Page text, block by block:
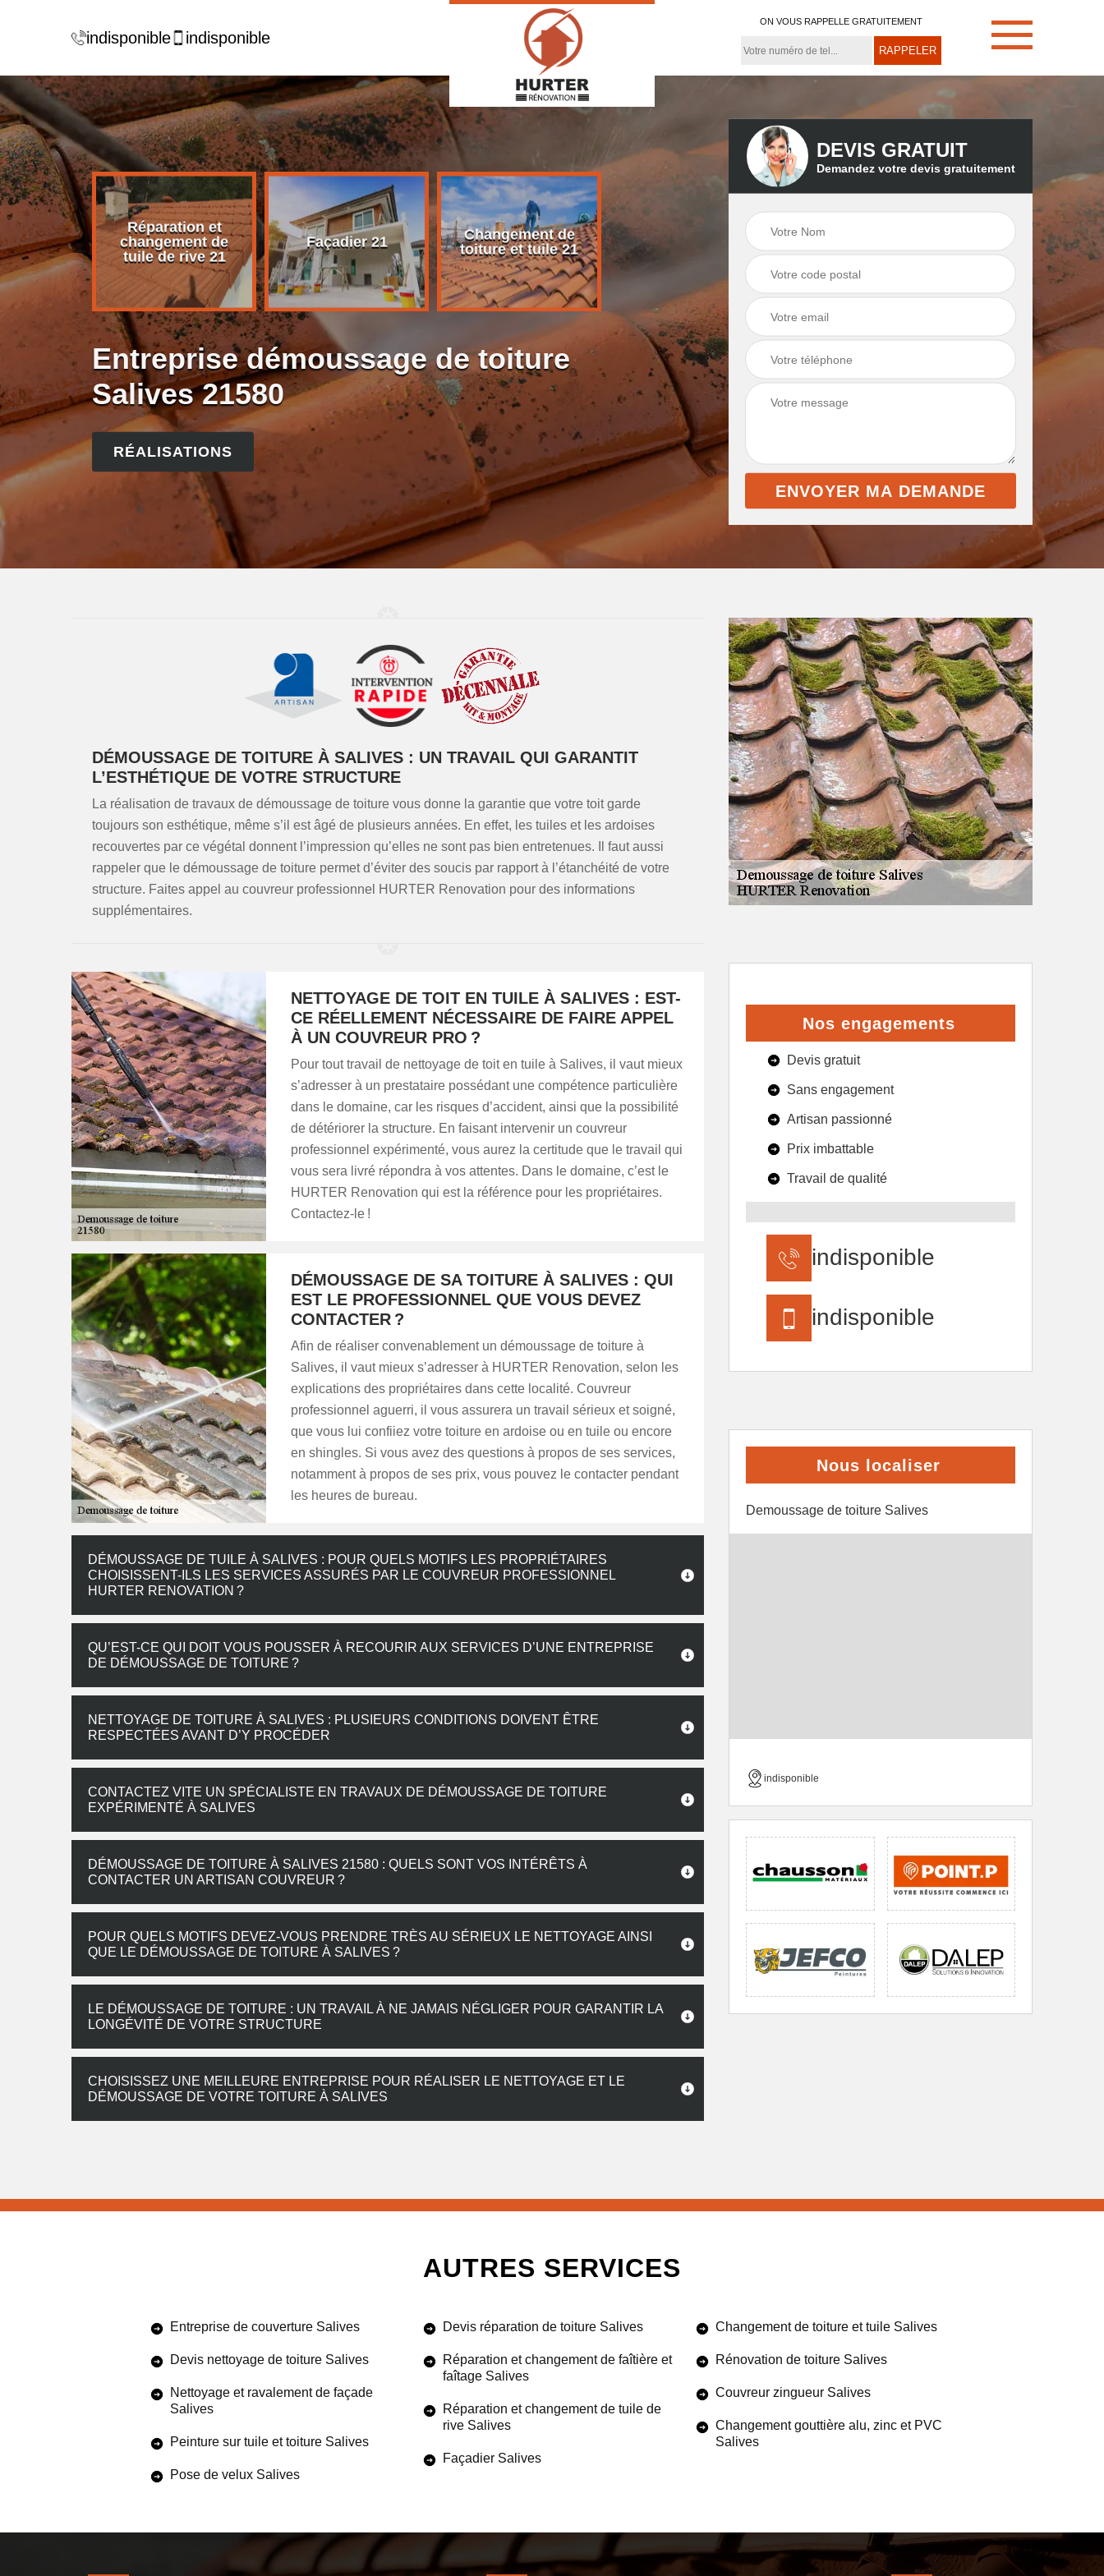
indisponible indisponible
ON VOUS RAPPELLE GRATUITEMENT
de
21
Réparation et
changement de
tuile de rive 21
Façadier 21
Changement de
toiture et tuile 21
Démoussage de
toiture 21
Couvreur zingueur
Entreprise démoussage de toiture
Salives 21580
RÉALISATIONS
DEVIS GRATUIT
Demandez votre devis gratuitement
DÉMOUSSAGE DE TOITURE À SALIVES : UN TRAVAIL QUI GARANTIT
L’ESTHÉTIQUE DE VOTRE STRUCTURE
La réalisation de travaux de démoussage de toiture vous donne la garantie que votre toit garde
toujours son esthétique, même s’il est âgé de plusieurs années. En effet, les tuiles et les ardoises
recouvertes par ce végétal donnent l’impression qu’elles ne sont pas bien entretenues. Il faut aussi
rappeler que le démoussage de toiture permet d’éviter des soucis par rapport à l’étanchéité de votre
structure. Faites appel au couvreur professionnel HURTER Renovation pour des informations
supplémentaires.
NETTOYAGE DE TOIT EN TUILE À SALIVES : EST-
CE RÉELLEMENT NÉCESSAIRE DE FAIRE APPEL
À UN COUVREUR PRO ?
Pour tout travail de nettoyage de toit en tuile à Salives, il vaut mieux
s’adresser à un prestataire possédant une compétence particulière
dans le domaine, car les risques d’accident, ainsi que la possibilité
de détériorer la structure. En faisant intervenir un couvreur
professionnel expérimenté, vous aurez la certitude que le travail qui
vous sera livré répondra à vos attentes. Dans le domaine, c’est le
HURTER Renovation qui est la référence pour les propriétaires.
Contactez-le !
DÉMOUSSAGE DE SA TOITURE À SALIVES : QUI
EST LE PROFESSIONNEL QUE VOUS DEVEZ
CONTACTER ?
Afin de réaliser convenablement un démoussage de toiture à
Salives, il vaut mieux s’adresser à HURTER Renovation, selon les
explications des propriétaires dans cette localité. Couvreur
professionnel aguerri, il vous assurera un travail sérieux et soigné,
que vous lui confiiez votre toiture en ardoise ou en tuile ou encore
en shingles. Si vous avez des questions à propos de ses services,
notamment à propos de ses prix, vous pouvez le contacter pendant
les heures de bureau.
DÉMOUSSAGE DE TUILE À SALIVES : POUR QUELS MOTIFS LES PROPRIÉTAIRES
CHOISISSENT-ILS LES SERVICES ASSURÉS PAR LE COUVREUR PROFESSIONNEL
HURTER RENOVATION ?
QU’EST-CE QUI DOIT VOUS POUSSER À RECOURIR AUX SERVICES D’UNE ENTREPRISE
DE DÉMOUSSAGE DE TOITURE ?
NETTOYAGE DE TOITURE À SALIVES : PLUSIEURS CONDITIONS DOIVENT ÊTRE
RESPECTÉES AVANT D’Y PROCÉDER
CONTACTEZ VITE UN SPÉCIALISTE EN TRAVAUX DE DÉMOUSSAGE DE TOITURE
EXPÉRIMENTÉ À SALIVES
DÉMOUSSAGE DE TOITURE À SALIVES 21580 : QUELS SONT VOS INTÉRÊTS À
CONTACTER UN ARTISAN COUVREUR ?
POUR QUELS MOTIFS DEVEZ-VOUS PRENDRE TRÈS AU SÉRIEUX LE NETTOYAGE AINSI
QUE LE DÉMOUSSAGE DE TOITURE À SALIVES ?
LE DÉMOUSSAGE DE TOITURE : UN TRAVAIL À NE JAMAIS NÉGLIGER POUR GARANTIR LA
LONGÉVITÉ DE VOTRE STRUCTURE
CHOISISSEZ UNE MEILLEURE ENTREPRISE POUR RÉALISER LE NETTOYAGE ET LE
DÉMOUSSAGE DE VOTRE TOITURE À SALIVES
Nos engagements
Devis gratuit
Sans engagement
Artisan passionné
Prix imbattable
Travail de qualité
indisponible
indisponible
Nous localiser
Demoussage de toiture Salives
indisponible
AUTRES SERVICES
Entreprise de couverture Salives
Devis nettoyage de toiture Salives
Nettoyage et ravalement de façade
Salives
Peinture sur tuile et toiture Salives
Pose de velux Salives
Devis réparation de toiture Salives
Réparation et changement de faîtière et
faîtage Salives
Réparation et changement de tuile de
rive Salives
Façadier Salives
Changement de toiture et tuile Salives
Rénovation de toiture Salives
Couvreur zingueur Salives
Changement gouttière alu, zinc et PVC
Salives